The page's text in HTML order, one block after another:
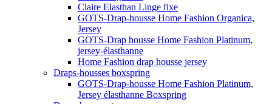
Claire Elasthan Linge fixe
GOTS-Drap-housse Home Fashion Organica,
Jersey
GOTS-Drap housse Home Fashion Platinum,
jersey-élasthanne
Home Fashion drap housse jersey
Draps-housses boxspring
GOTS-Drap-housse Home Fashion Platinum,
Jersey élasthanne Boxspring